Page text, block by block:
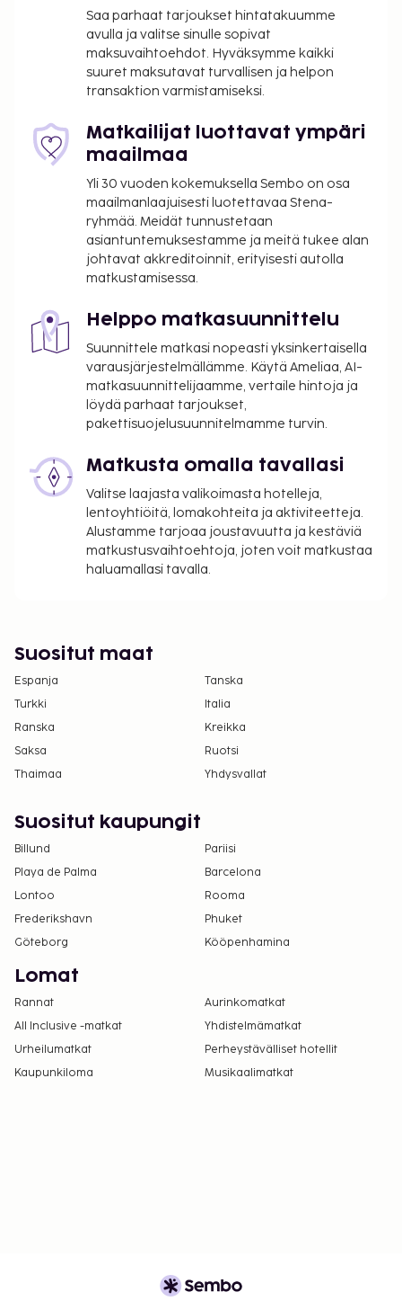
Palveluihin kuuluu ilmainen pysäköinti. Käytössäsi on
puutarha sekä ilmainen langaton internetyhteys ja
juhlasali. Hotellin ravintola on hyvä paikka illallisen
nauttimiseen, tai voit hyödyntää kahvilan tarjonnan.
baarissa. Lisämaksullinen buffetaamiainen
tarjoillaan arkipäivisin klo 6.30–9.00 ja
majoituspaikan virallisen tähtiluokituksen on
myöntänyt Ranskan turismin kehitysjärjestö ATOUT.
Majoituspaikka veloittaa seuraavat paikan päällä
suoritettavat maksut. Maksuihin saattaa sisältyä
sovellettavat verot:
Takuumaksu: 120 EUR per majoitustila per
yöpyminen
Kaupungin perimä vero: 4.88 EUR per henkilö
per yö. Tätä veroa ei peritä alle 18 vuotta
vanhoilta lapsilta.
ilmoittamat maksut.
Maksu buffetaamiaisesta: noin 14.9 EUR
aikuisille ja 7.45 EUR lapsille
Lemmikit: 5.00 EUR per majoitustila per yö
Avustajaeläimistä ei veloiteta lisämaksuja
Kansallisten määräysten vuoksi käteismaksut
eivät voi ylittää 1000 EUR:n suuruista summaa
tässä majoituspaikassa. Saat lisätietoja asiasta
ottamalla yhteyttä majoituspaikkaan
varausvahvistuksessa olevien tietojen avulla.
Asiakkaat voivat järjestää lemmikkiensä
majoituspaikkaan käyttämällä
varausvahvistuksessa olevia yhteystietoja
(lemmikeistä veloitetaan lisämaksuja, ja niistä
löytyy lisätietoja lisämaksuja koskevassa
osiossa).
Kontaktiton sisäänkirjautuminen ja kontaktiton
uloskirjautuminen ovat saatavilla.
Saa parhaat tarjoukset hintatakuumme
avulla ja valitse sinulle sopivat
maksuvaihtoehdot. Hyväksymme kaikki
suuret maksutavat turvallisen ja helpon
transaktion varmistamiseksi.
Matkailijat luottavat ympäri
maailmaa
Yli 30 vuoden kokemuksella Sembo on osa
maailmanlaajuisesti luotettavaa Stena-
ryhmää. Meidät tunnustetaan
asiantuntemuksestamme ja meitä tukee alan
johtavat akkreditoinnit, erityisesti autolla
matkustamisessa.
Helppo matkasuunnittelu
Suunnittele matkasi nopeasti yksinkertaisella
varausjärjestelmällämme. Käytä Ameliaa, AI-
matkasuunnittelijaamme, vertaile hintoja ja
löydä parhaat tarjoukset,
pakettisuojelusuunnitelmamme turvin.
Matkusta omalla tavallasi
Valitse laajasta valikoimasta hotelleja,
lentoyhtiöitä, lomakohteita ja aktiviteetteja.
Alustamme tarjoaa joustavuutta ja kestäviä
matkustusvaihtoehtoja, joten voit matkustaa
haluamallasi tavalla.
Suositut maat
Espanja
Tanska
Turkki
Italia
Ranska
Kreikka
Saksa
Ruotsi
Thaimaa
Yhdysvallat
Suositut kaupungit
Billund
Pariisi
Playa de Palma
Barcelona
Lontoo
Rooma
Frederikshavn
Phuket
Göteborg
Kööpenhamina
Lomat
Rannat
Aurinkomatkat
All Inclusive -matkat
Yhdistelmämatkat
Urheilumatkat
Perheystävälliset hotellit
Kaupunkiloma
Musikaalimatkat